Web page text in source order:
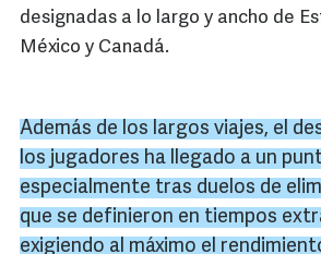
designadas a lo largo y ancho de
México y Canadá.
Además de los largos viajes, el
los jugadores ha llegado a un
especialmente tras duelos de
que se definieron en tiempos
exigiendo al máximo el